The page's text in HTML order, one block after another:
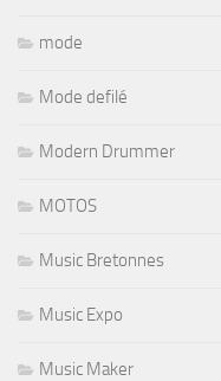
mode
Mode defilé
Modern Drummer
MOTOS
Music Bretonnes
Music Expo
Music Maker